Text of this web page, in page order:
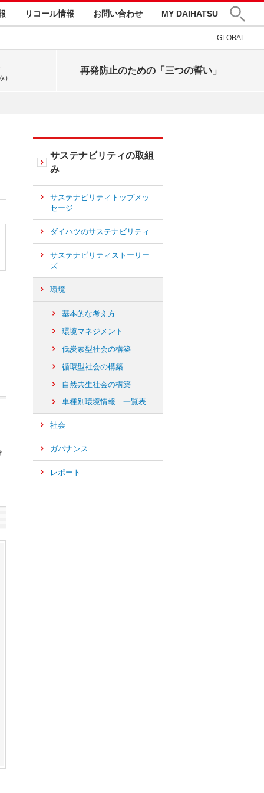
リコール情報 お問い合わせ MY DAIHATSU
GLOBAL
再発防止のための「三つの誓い」
サステナビリティの取組
み
サステナビリティトップメッ
セージ
ダイハツのサステナビリティ
サステナビリティストーリー
ズ
環境
基本的な考え方
環境マネジメント
低炭素型社会の構築
循環型社会の構築
自然共生社会の構築
車種別環境情報 一覧表
社会
ガバナンス
レポート